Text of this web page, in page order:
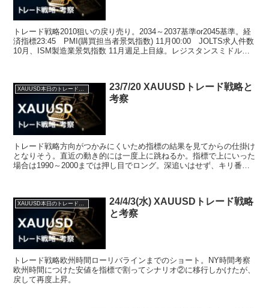
トレード戦略2010狙いの戻り売り。2034～2037基準or2045基準。経
済指標23:45 PMI(購買担当者景気指数) 11月00:00 JOLTS求人件数
10月、ISM製造業景気指数 11月週足上目線。レジスタンスミドルが
XAUUSD本日のトレード戦略と考察
23/7/20 XAUUSDトレード戦略と
考察
トレード戦略方向がつかみにくいため指標の結果を見てからの仕掛け
となりそう。直近の動き的には一度上に跳ねるか。指標で上にいった
場合は1990～2000までは押し目でロング。深追いはせず、キリ番で
24/4/3(水) XAUUSDトレード戦略
と考察
トレード戦略欧州時間ローリバラインまでのショート。NY時間考察
欧州時間につけた安値を指標で割ってシナリオ②に移行しかけたが、
戻して再度上昇。